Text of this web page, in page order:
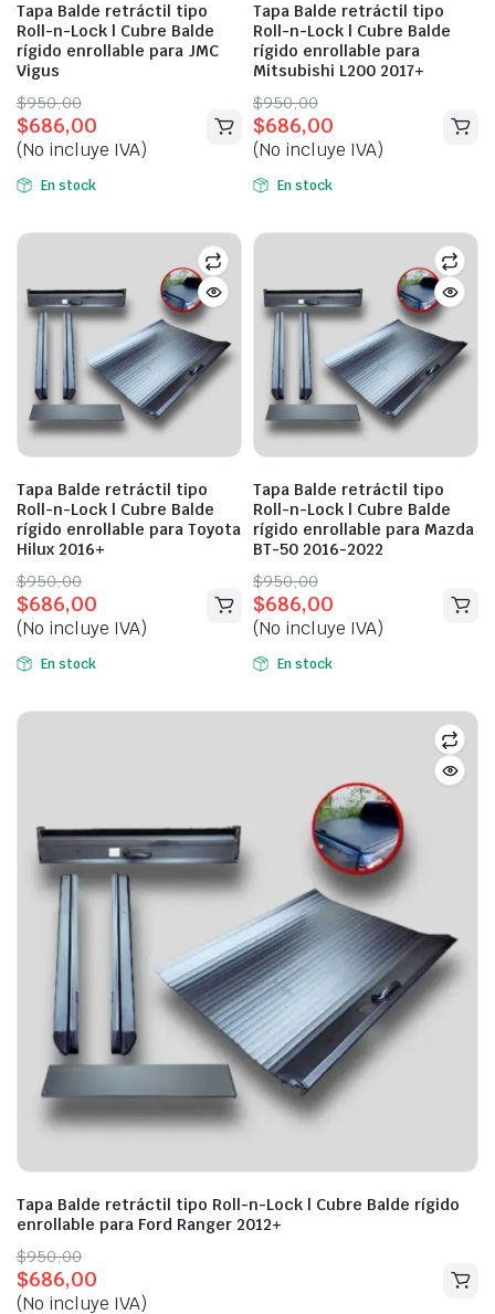
Tapa Balde retráctil tipo
Roll-n-Lock | Cubre Balde
rígido enrollable para JMC
Vigus
$950,00
Original
price
was:
$950,00.
$686,00
Current
price
is:
$686,00.
(No incluye IVA)
En stock
Tapa Balde retráctil tipo
Roll-n-Lock | Cubre Balde
rígido enrollable para
Mitsubishi L200 2017+
$950,00
Original
price
was:
$950,00.
$686,00
Current
price
is:
$686,00.
(No incluye IVA)
En stock
Tapa Balde retráctil tipo
Roll-n-Lock | Cubre Balde
rígido enrollable para Toyota
Hilux 2016+
$950,00
Original
price
was:
$950,00.
$686,00
Current
price
is:
$686,00.
(No incluye IVA)
En stock
Tapa Balde retráctil tipo
Roll-n-Lock | Cubre Balde
rígido enrollable para Mazda
BT-50 2016-2022
$950,00
Original
price
was:
$950,00.
$686,00
Current
price
is:
$686,00.
(No incluye IVA)
En stock
Tapa Balde retráctil tipo Roll-n-Lock | Cubre Balde rígido
enrollable para Ford Ranger 2012+
$950,00
Original
price
was:
$686,00
Current
price
is:
(No incluye IVA)